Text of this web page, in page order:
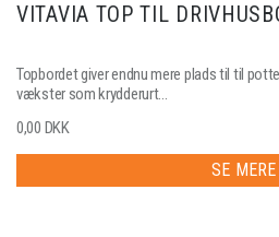
VITAVIA TOP TIL
Topbordet giver endnu mere plads til til
vækster som krydderurt...
0,00 DKK
SE MERE